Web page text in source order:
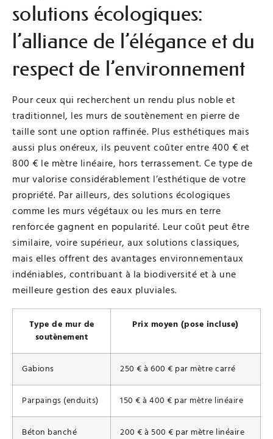
solutions écologiques:
l’alliance de l’élégance et du
respect de l’environnement
Pour ceux qui recherchent un rendu plus noble et
traditionnel, les murs de soutènement en pierre de
taille sont une option raffinée. Plus esthétiques mais
aussi plus onéreux, ils peuvent coûter entre 400 € et
800 € le mètre linéaire, hors terrassement. Ce type de
mur valorise considérablement l’esthétique de votre
propriété. Par ailleurs, des solutions écologiques
comme les murs végétaux ou les murs en terre
renforcée gagnent en popularité. Leur coût peut être
similaire, voire supérieur, aux solutions classiques,
mais elles offrent des avantages environnementaux
indéniables, contribuant à la biodiversité et à une
meilleure gestion des eaux pluviales.
Type de mur de
soutènement
Prix moyen (pose incluse)
Gabions 250 € à 600 € par mètre carré
Parpaings (enduits) 150 € à 400 € par mètre linéaire
Béton banché 200 € à 500 € par mètre linéaire